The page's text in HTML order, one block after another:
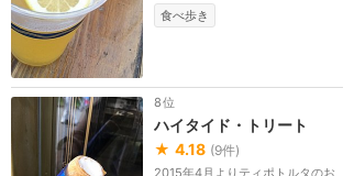
食べ歩き
8位
ハイタイド・トリート
★ 4.18 (9件)
2015年4月よりティポトルタのお